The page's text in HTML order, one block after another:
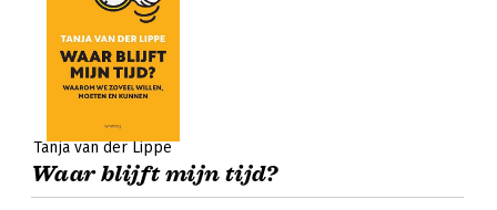
Tanja van der Lippe
Waar blijft mijn tijd?